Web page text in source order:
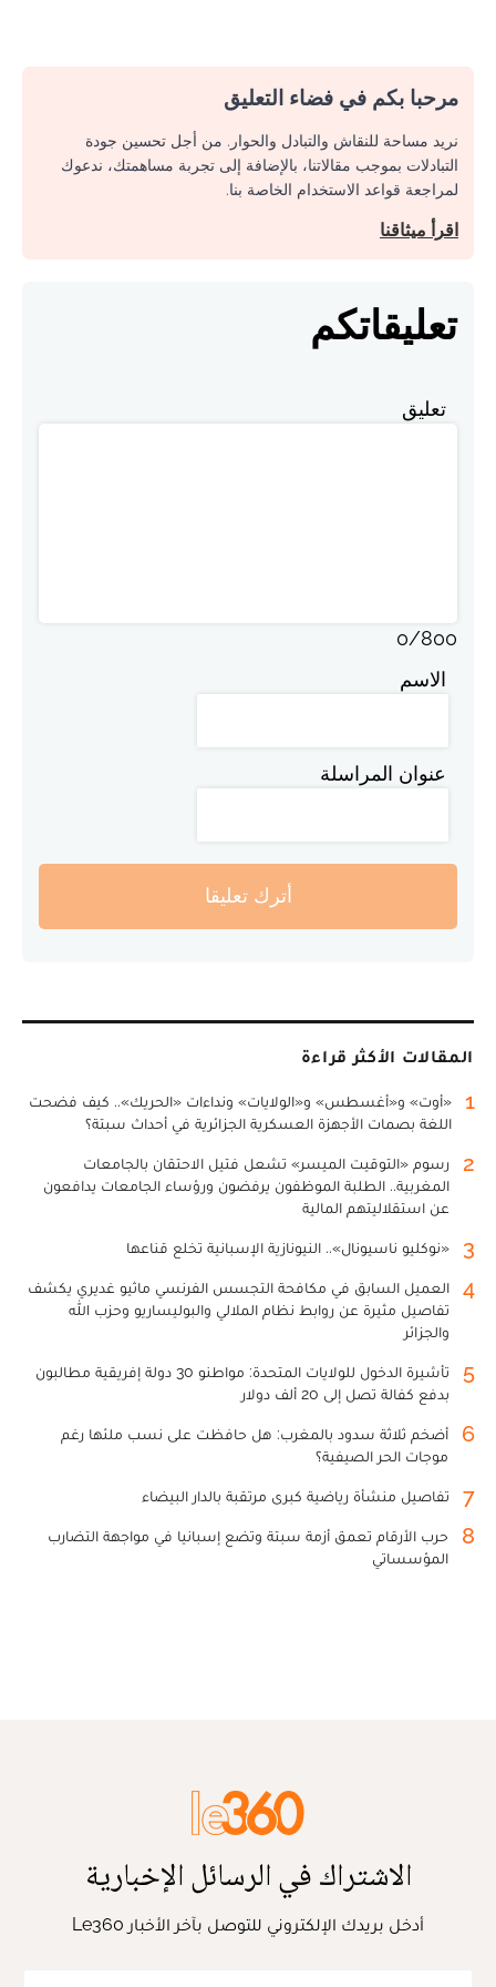
مرحبا بكم في فضاء التعليق
نريد مساحة للنقاش والتبادل والحوار. من أجل تحسين جودة
التبادلات بموجب مقالاتنا، بالإضافة إلى تجربة مساهمتك، ندعوك
لمراجعة قواعد الاستخدام الخاصة بنا.
اقرأ ميثاقنا
تعليقاتكم
تعليق
0/800
الاسم
عنوان المراسلة
أترك تعليقا
المقالات الأكثر قراءة
1
«أوت» و«أغسطس» و«الولايات» ونداءات «الحريك».. كيف فضحت
اللغة بصمات الأجهزة العسكرية الجزائرية في أحداث سبتة؟
2
رسوم «التوقيت الميسر» تشعل فتيل الاحتقان بالجامعات
المغربية.. الطلبة الموظفون يرفضون ورؤساء الجامعات يدافعون
عن استقلاليتهم المالية
3 «نوكليو ناسيونال».. النيونازية الإسبانية تخلع قناعها
4
العميل السابق في مكافحة التجسس الفرنسي ماثيو غديري يكشف
تفاصيل مثيرة عن روابط نظام الملالي والبوليساريو وحزب الله
والجزائر
5
تأشيرة الدخول للولايات المتحدة: مواطنو 30 دولة إفريقية مطالبون
بدفع كفالة تصل إلى 20 ألف دولار
6
أضخم ثلاثة سدود بالمغرب: هل حافظت على نسب ملئها رغم
موجات الحر الصيفية؟
7 تفاصيل منشأة رياضية كبرى مرتقبة بالدار البيضاء
8
حرب الأرقام تعمق أزمة سبتة وتضع إسبانيا في مواجهة التضارب
المؤسساتي
الاشتراك في الرسائل الإخبارية
أدخل بريدك الإلكتروني للتوصل بآخر الأخبار Le360